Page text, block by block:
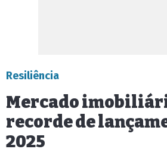
Resiliência
Mercado
recorde de
2025